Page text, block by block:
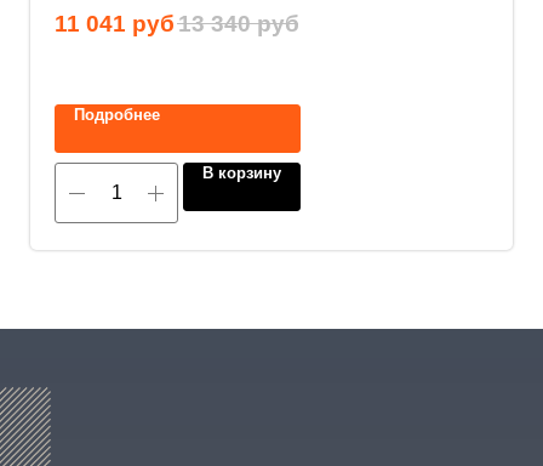
11 041 руб13 340 руб
Подробнее
В корзину
Нажимая на кнопку, вы соглашаетесь с
ИНН 2466160772 КПП 246601001 ОГРН
1152468015391
Политика конфиденциальности
8 (800) 600-29-33